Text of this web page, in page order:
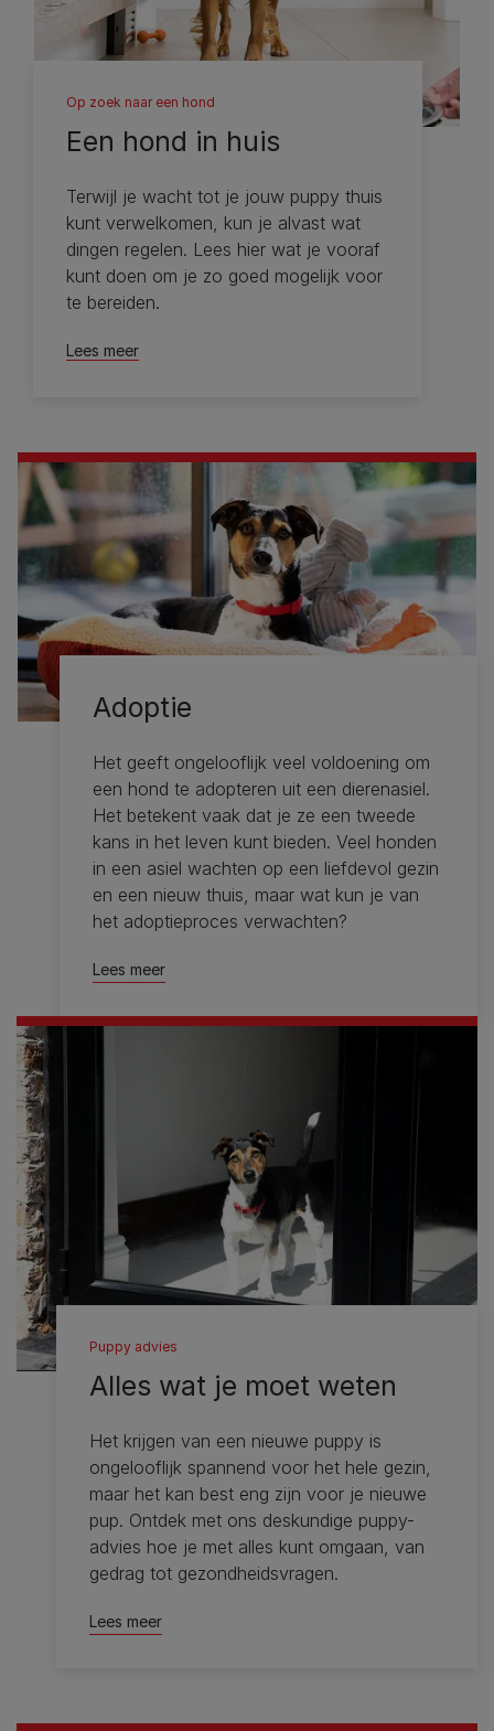
Op zoek naar een hond
Een hond in huis
Terwijl je wacht tot je jouw puppy thuis
kunt verwelkomen, kun je alvast wat
dingen regelen. Lees hier wat je vooraf
kunt doen om je zo goed mogelijk voor
te bereiden.
Lees meer
Adoptie
Het geeft ongelooflijk veel voldoening om
een ​​hond te adopteren uit een dierenasiel.
Het betekent vaak dat je ze een tweede
kans in het leven kunt bieden. Veel honden
in een asiel wachten op een liefdevol gezin
en een nieuw thuis, maar wat kun je van
het adoptieproces verwachten?
Lees meer
Puppy advies
Alles wat je moet weten
Het krijgen van een nieuwe puppy is
ongelooflijk spannend voor het hele gezin,
maar het kan best eng zijn voor je nieuwe
pup. Ontdek met ons deskundige puppy-
advies hoe je met alles kunt omgaan, van
gedrag tot gezondheidsvragen.
Lees meer